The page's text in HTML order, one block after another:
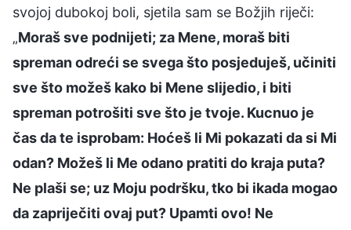
svojoj dubokoj boli, sjetila sam se Božjih riječi:
„Moraš sve podnijeti; za Mene, moraš biti
spreman odreći se svega što posjeduješ, učiniti
sve što možeš kako bi Mene slijedio, i biti
spreman potrošiti sve što je tvoje. Kucnuo je
čas da te isprobam: Hoćeš li Mi pokazati da si Mi
odan? Možeš li Me odano pratiti do kraja puta?
Ne plaši se; uz Moju podršku, tko bi ikada mogao
da zapriječiti ovaj put? Upamti ovo! Ne